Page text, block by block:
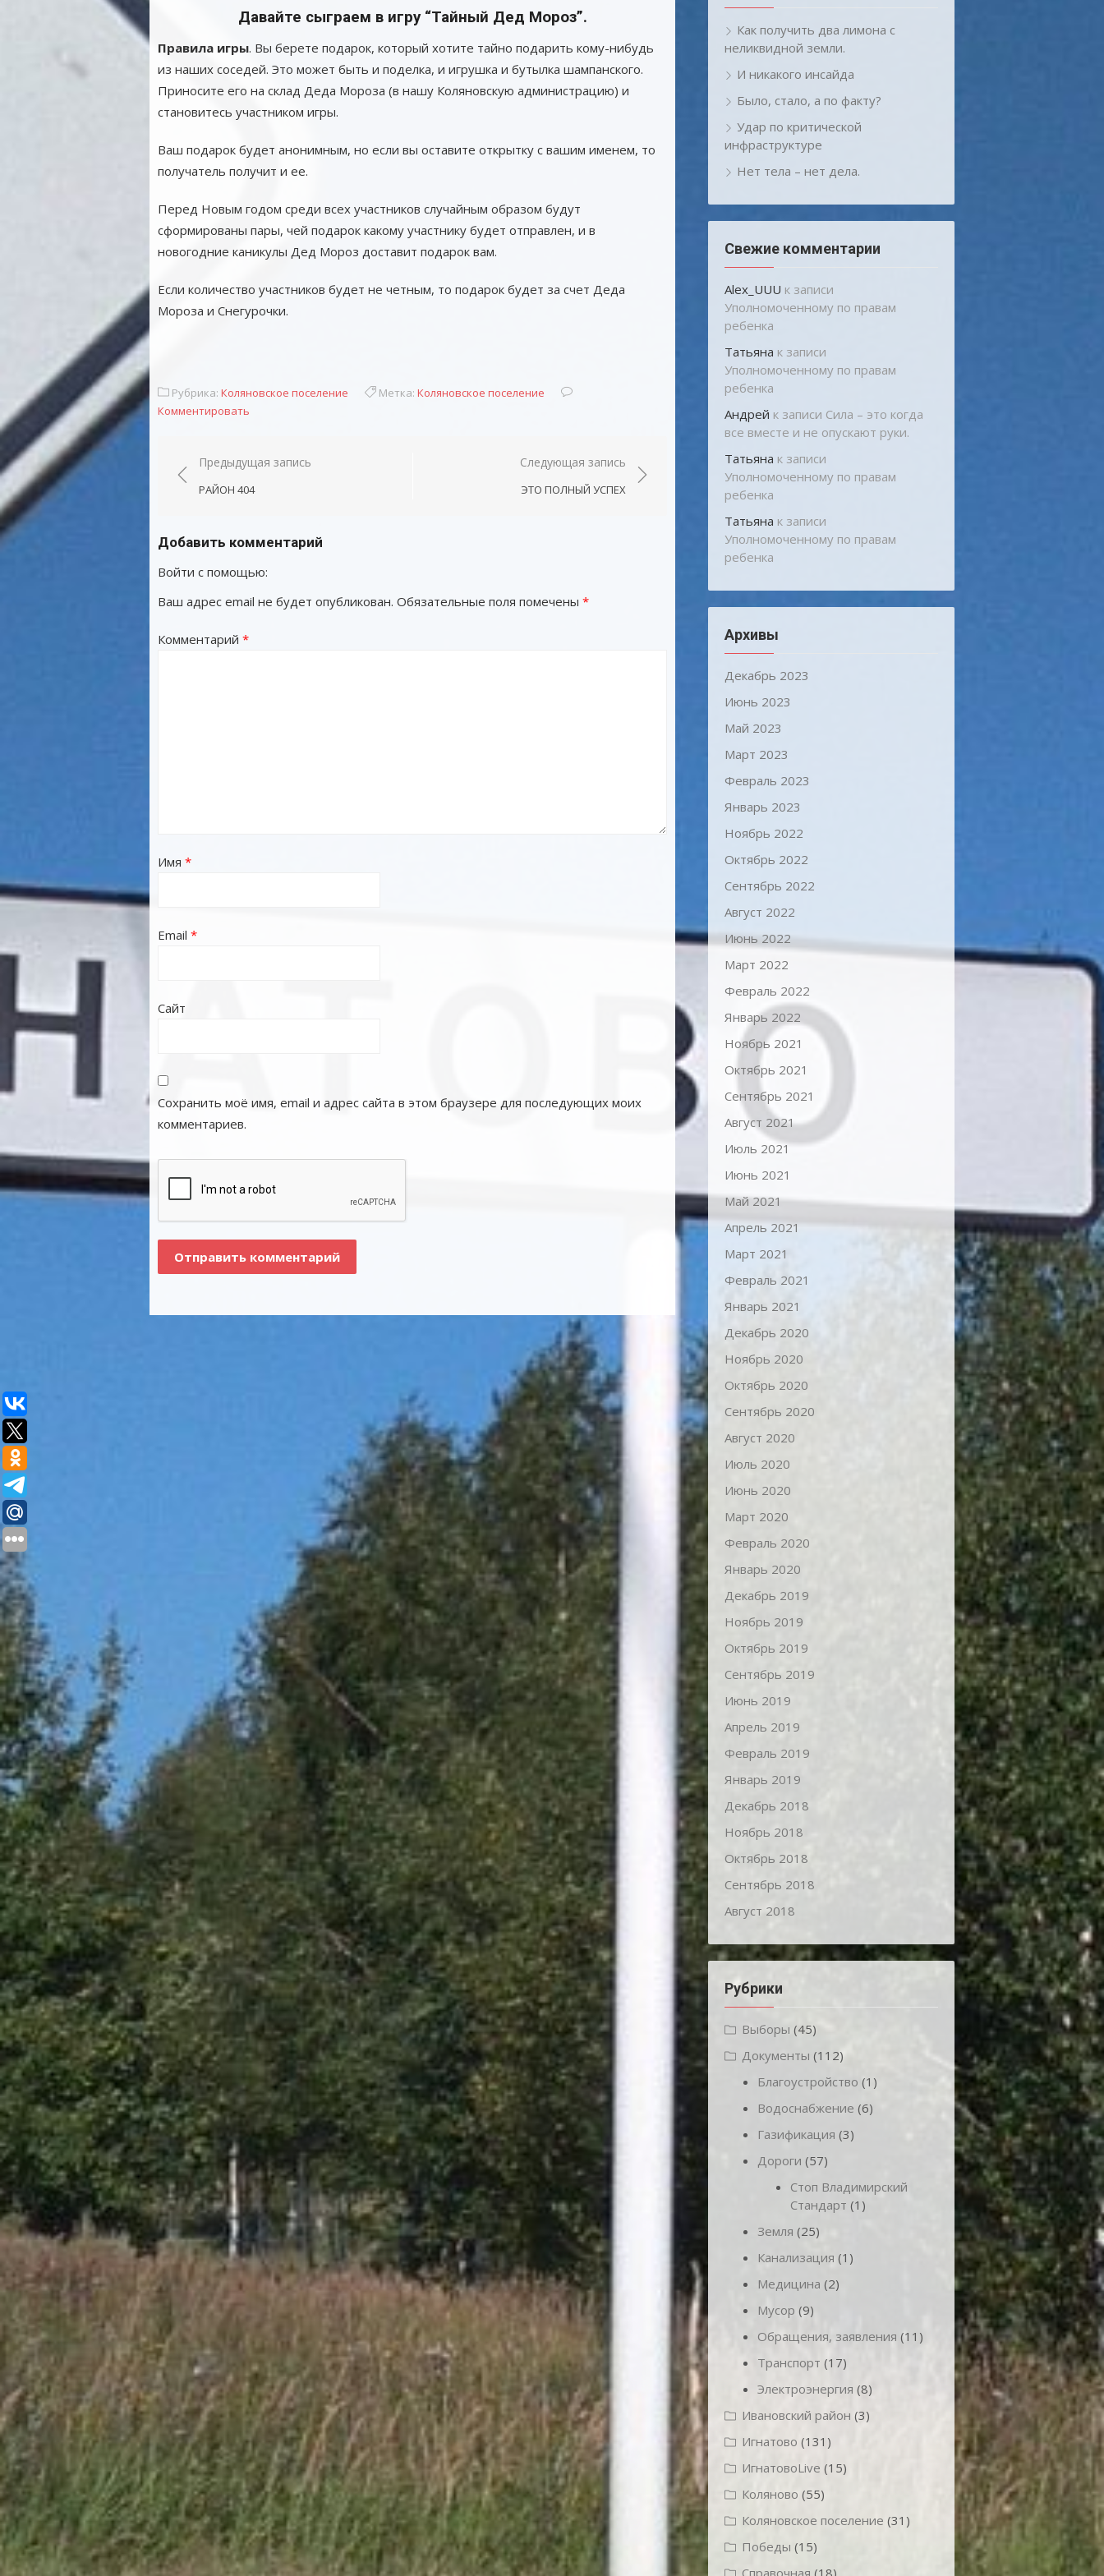
Давайте сыграем в игру “Тайный Дед Мороз”.
Правила игры. Вы берете подарок, который хотите тайно подарить кому-нибудь
из наших соседей. Это может быть и поделка, и игрушка и бутылка шампанского.
Приносите его на склад Деда Мороза (в нашу Коляновскую администрацию) и
становитесь участником игры.
Ваш подарок будет анонимным, но если вы оставите открытку с вашим именем, то
получатель получит и ее.
Перед Новым годом среди всех участников случайным образом будут
сформированы пары, чей подарок какому участнику будет отправлен, и в
новогодние каникулы Дед Мороз доставит подарок вам.
Если количество участников будет не четным, то подарок будет за счет Деда
Мороза и Снегурочки.
Рубрика: Коляновское поселение Метка: Коляновское поселение
Комментировать
Навигация
по
Предыдущая запись
РАЙОН 404
Следующая запись
ЭТО ПОЛНЫЙ УСПЕХ
Добавить комментарий
Войти с помощью:
Ваш адрес email не будет опубликован. Обязательные поля помечены *
Комментарий *
Имя *
Email *
Сайт
Сохранить моё имя, email и адрес сайта в этом браузере для последующих моих
комментариев.
Как получить два лимона с
неликвидной земли.
И никакого инсайда
Было, стало, а по факту?
Удар по критической
инфраструктуре
Нет тела – нет дела.
Свежие комментарии
Alex_UUU к записи
Уполномоченному по правам
ребенка
Татьяна к записи
Уполномоченному по правам
ребенка
Андрей к записи Сила – это когда
все вместе и не опускают руки.
Татьяна к записи
Уполномоченному по правам
ребенка
Татьяна к записи
Уполномоченному по правам
ребенка
Архивы
Декабрь 2023
Июнь 2023
Май 2023
Март 2023
Февраль 2023
Январь 2023
Ноябрь 2022
Октябрь 2022
Сентябрь 2022
Август 2022
Июнь 2022
Март 2022
Февраль 2022
Январь 2022
Ноябрь 2021
Октябрь 2021
Сентябрь 2021
Август 2021
Июль 2021
Июнь 2021
Май 2021
Апрель 2021
Март 2021
Февраль 2021
Январь 2021
Декабрь 2020
Ноябрь 2020
Октябрь 2020
Сентябрь 2020
Август 2020
Июль 2020
Июнь 2020
Март 2020
Февраль 2020
Январь 2020
Декабрь 2019
Ноябрь 2019
Октябрь 2019
Сентябрь 2019
Июнь 2019
Апрель 2019
Февраль 2019
Январь 2019
Декабрь 2018
Ноябрь 2018
Октябрь 2018
Сентябрь 2018
Август 2018
Рубрики
Выборы (45)
Документы (112)
Благоустройство (1)
Водоснабжение (6)
Газификация (3)
Дороги (57)
Стоп Владимирский
Стандарт (1)
Земля (25)
Канализация (1)
Медицина (2)
Мусор (9)
Обращения, заявления (11)
Транспорт (17)
Электроэнергия (8)
Ивановский район (3)
Игнатово (131)
ИгнатовоLive (15)
Коляново (55)
Коляновское поселение (31)
Победы (15)